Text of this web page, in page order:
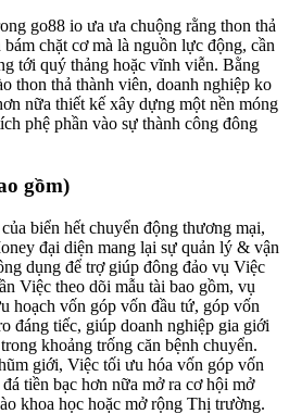
go88 io ưa ưa chuộng rằng thon thả
chặt cơ mà là nguồn lực động, cần
tới quý thảng hoặc vĩnh viễn. Bằng
thon thả thành viên, doanh nghiệp ko
nữa thiết kế xây dựng một nền móng
phệ phần vào sự thành công đông
gồm)
biển hết chuyển động thương mại,
đại diện mang lại sự quản lý & vận
dụng để trợ giúp đông đảo vụ Việc
Việc theo dõi mẫu tài bao gồm, vụ
hoạch vốn góp vốn đầu tứ, góp vốn
đáng tiếc, giúp doanh nghiệp gia giới
khoảng trống căn bệnh chuyển.
giới, Việc tối ưu hóa vốn góp vốn
tiền bạc hơn nữa mở ra cơ hội mở
khoa học hoặc mở rộng Thị trường.